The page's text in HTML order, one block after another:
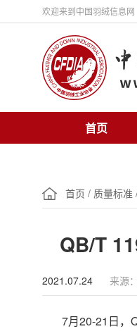
欢迎来到中国羽绒信息
首页
首页 / 质量标准
QB/T
2021.07.24 来源：
7月20-21日，